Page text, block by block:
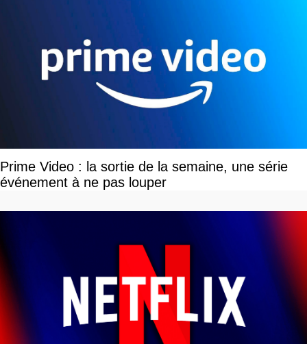
Prime Video : la sortie de la semaine, une série
événement à ne pas louper